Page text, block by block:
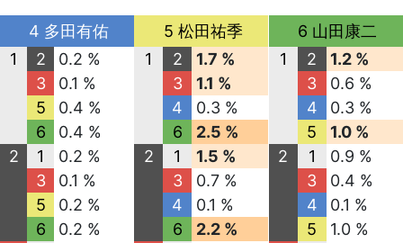
4 多田有佑
1
2
0.2 %
3
0.1 %
5
0.4 %
6
0.4 %
2
1
0.2 %
3
0.1 %
5
0.2 %
6
0.2 %
5 松田祐季
1
2
1.7 %
3
1.1 %
4
0.3 %
6
2.5 %
2
1
1.5 %
3
0.7 %
4
0.1 %
6
2.2 %
6 山田康二
1
2
1.2 %
3
0.6 %
4
0.3 %
5
1.0 %
2
1
0.9 %
3
0.4 %
4
0.1 %
5
1.0 %